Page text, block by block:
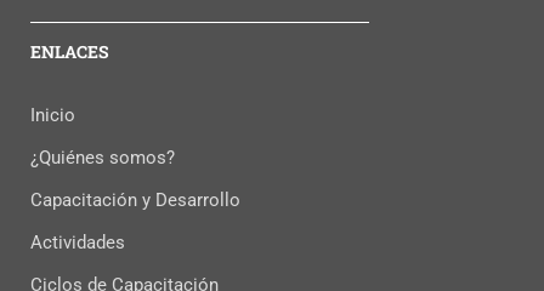
ENLACES
Inicio
¿Quiénes somos?
Capacitación y Desarrollo
Actividades
Ciclos de Capacitación